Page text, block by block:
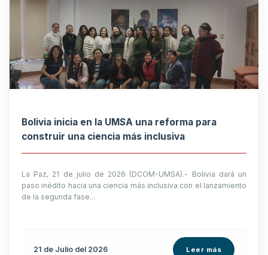
Bolivia inicia en la UMSA una reforma para
construir una ciencia más inclusiva
La Paz, 21 de julio de 2026 (DCOM-UMSA).- Bolivia dará un
paso inédito hacia una ciencia más inclusiva con el lanzamiento
de la segunda fase...
21 de Julio del 2026 Leer más